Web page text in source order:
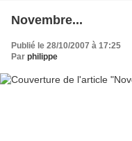
Novembre...
Publié le 28/10/2007 à 17:25
Par philippe